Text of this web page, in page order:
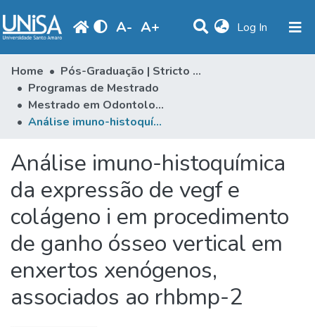
A- A+ Log In (current)
Communities & Collections
Statistics
Browse
Produção Docente
Library
Periodicals
Home
Pós-Graduação | Stricto Sensu
Programas de Mestrado
Mestrado em Odontologia
Análise imuno-histoquímica da expressão de vegf e colágeno i em procedimento de ganho ósseo vertical em enxertos xenógenos, associados ao rhbmp-2
Análise imuno-histoquímica
da expressão de vegf e
colágeno i em procedimento
de ganho ósseo vertical em
enxertos xenógenos,
associados ao rhbmp-2